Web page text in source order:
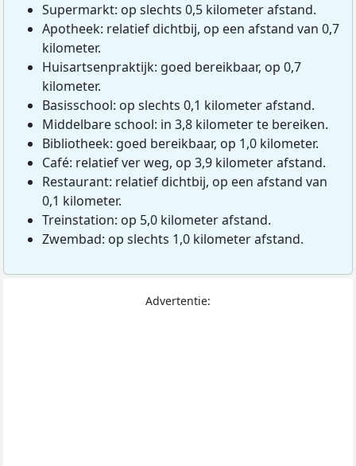
Supermarkt: op slechts 0,5 kilometer afstand.
Apotheek: relatief dichtbij, op een afstand van 0,7
kilometer.
Huisartsenpraktijk: goed bereikbaar, op 0,7
kilometer.
Basisschool: op slechts 0,1 kilometer afstand.
Middelbare school: in 3,8 kilometer te bereiken.
Bibliotheek: goed bereikbaar, op 1,0 kilometer.
Café: relatief ver weg, op 3,9 kilometer afstand.
Restaurant: relatief dichtbij, op een afstand van
0,1 kilometer.
Treinstation: op 5,0 kilometer afstand.
Zwembad: op slechts 1,0 kilometer afstand.
Advertentie: